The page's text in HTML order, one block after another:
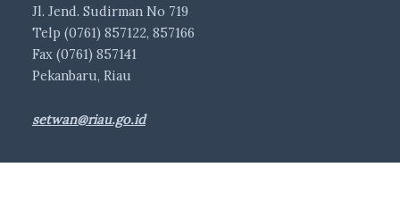
Jl. Jend. Sudirman No 719
Telp (0761) 857122, 857166
Fax (0761) 857141
Pekanbaru, Riau
setwan@riau.go.id